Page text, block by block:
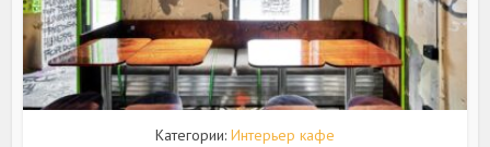
Категории: Интерьер кафе